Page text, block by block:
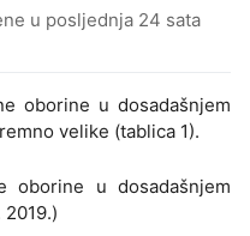
u posljednja 24 sata
oborine u dosadašnjem
velike (tablica 1).
oborine u dosadašnjem